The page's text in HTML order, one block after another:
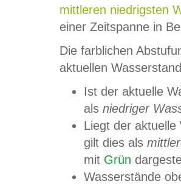
mittleren niedrigsten
einer Zeitspanne in
Die farblichen
aktuellen
Ist der aktuelle
als niedriger
Liegt der
gilt dies als
mit Grün
Wasserstände